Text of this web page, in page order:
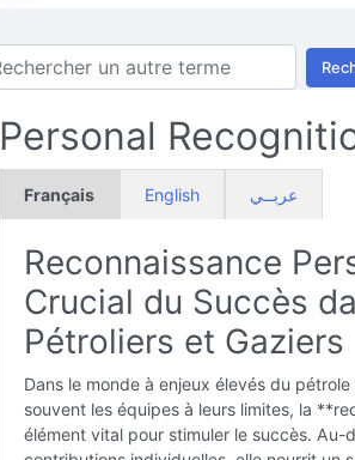
Personal
Français English عربــي
Reconnaissance
Crucial du Succès
Pétroliers et Gaziers
Dans le monde à enjeux élevés du
souvent les équipes à leurs limites, la
élément vital pour stimuler le succès. Au-